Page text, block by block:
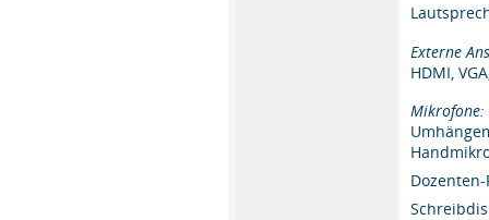
Externe
HDMI,
Mikrofone:
Dozenten-